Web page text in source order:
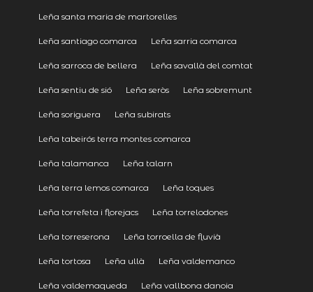
Leña santa maria de martorelles
Leña santiago comarca Leña sarria comarca
Leña sarroca de bellera Leña savallà del comtat
Leña sentiu de sió Leña seròs Leña sobremunt
Leña soriguera Leña subirats
Leña tabeirós terra montes comarca
Leña talamanca Leña talarn
Leña terra lemos comarca Leña toques
Leña torrefeta i florejacs Leña torrelodones
Leña torreserona Leña torroella de fluvià
Leña tortosa Leña ullà Leña valdemanco
Leña valdemaqueda Leña vallbona danoia